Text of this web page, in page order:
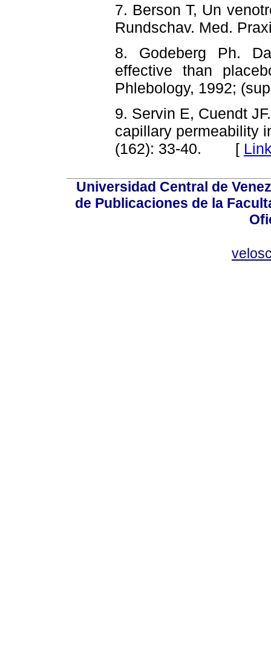
7. Berson T, Un
Rundschav. Med.
8. Godeberg Ph.
effective than
Phlebology, 1992;
9. Servin E, Cuendt
capillary permeability
(162): 33-40. [
Universidad Central de
de Publicaciones de la